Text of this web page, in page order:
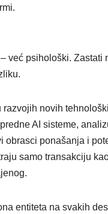
već psihološki. Zastati
novih
AI sisteme,
obrasci ponašanja i
samo transakciju
entiteta na svakih